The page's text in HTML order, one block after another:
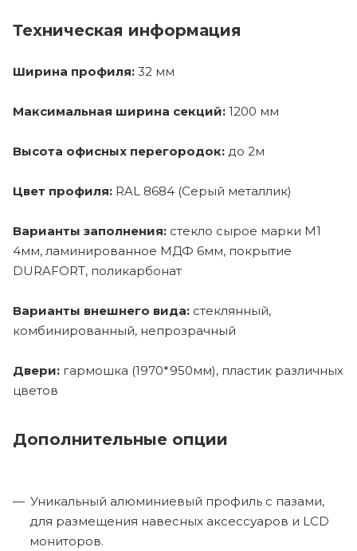
Техническая информация
Ширина профиля: 32 мм
Максимальная ширина секций: 1200 мм
Высота офисных перегородок: до 2м
Цвет профиля: RAL 8684 (Серый металлик)
Варианты заполнения: стекло сырое марки М1
4мм, ламинированное МДФ 6мм, покрытие
DURAFORT, поликарбонат
Варианты внешнего вида: стеклянный,
комбинированный, непрозрачный
Двери: гармошка (1970*950мм), пластик различных
цветов
Дополнительные опции
Уникальный алюминиевый профиль с пазами,
для размещения навесных аксессуаров и LCD
мониторов.